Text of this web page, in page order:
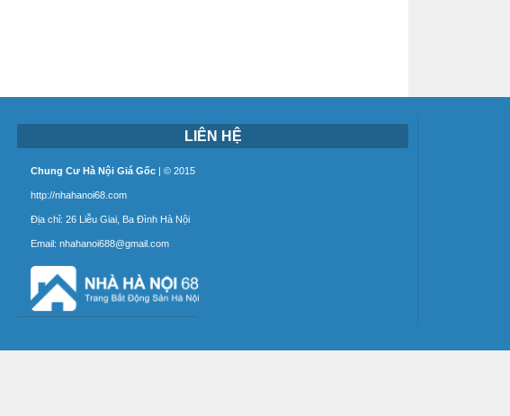
LIÊN HỆ
Chung Cư Hà Nội Giá Gốc | © 2015
http://nhahanoi68.com
Địa chỉ: 26 Liễu Giai, Ba Đình Hà Nội
Email: nhahanoi688@gmail.com